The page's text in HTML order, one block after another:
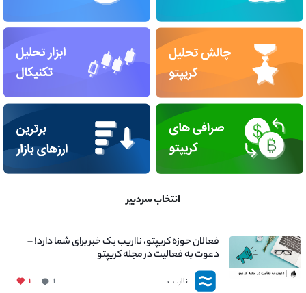
انتخاب سردبیر
فعالان حوزه کریپتو، نااریب یک خبر برای شما دارد! –
دعوت به فعالیت در مجله کریپتو
نااریب ۱ ۱